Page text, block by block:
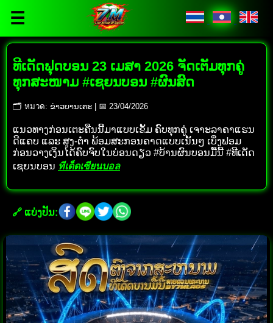
☰
ທີເດັດຟຸດບອນ 23 ເມສາ 2026 ຈັດເຕັມທຸກຄູ່
ທຸກສະໜາມ #ເຊຍນບອນ #ຜົນສົດ
🗂 หมวด: ຂ່າວບານເຕະ | 📅 23/04/2026
ແນວທາງກ່ອນເຕະຄືນນີ້ມາແບບເຂັ້ມ ຄົບທຸກຄູ່ ເຈາະລາຄາແຮນ
ດີແຄບ ແລະ ສູງ-ຕໍ່າ ພ້ອມສະກອນຄາດແບບເນັ້ນໆ ເບິ່ງຟອມ
ກ່ອນວາງເງິນໄດ້ຄົບຈົບໃນບ່ອນດຽວ #ບ້ານຜົນບອນມື້ນີ້ #ທີເດັດ
ເຊຍນບອນ ทีเด็ดเซียนบอล
🔗 ແບ່ງປັນ: